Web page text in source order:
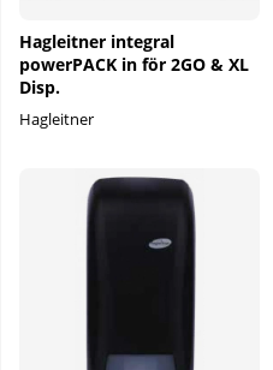
Hagleitner integral
powerPACK in för 2GO & XL
Disp.
Hagleitner